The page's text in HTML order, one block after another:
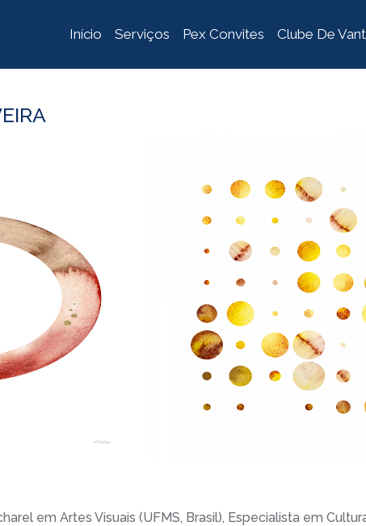
Início Serviços Pex Convites Clube De
em Artes Visuais (UFMS, Brasil), Especialista em